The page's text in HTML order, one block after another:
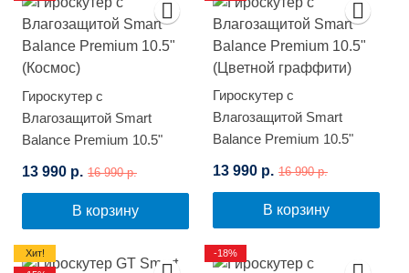
Гироскутер с
Влагозащитой Smart
Balance Premium 10.5"
13 990 р. 16 990 р.
В корзину
Гироскутер с
Влагозащитой Smart
Balance Premium 10.5"
13 990 р. 16 990 р.
В корзину
Хит!
-18%